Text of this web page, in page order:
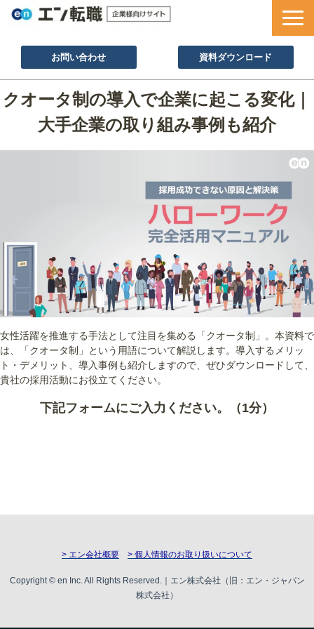
お問い合わせ 資料ダウンロード
サービス一覧
採用ノウハウ
お役立ち資料
クオータ制の導入で企業に起こる変化｜
大手企業の取り組み事例も紹介
女性活躍を推進する手法として注目を集める「クオータ制」。本資料で
は、「クオータ制」という用語について解説します。導入するメリッ
ト・デメリット、導入事例も紹介しますので、ぜひダウンロードして、
貴社の採用活動にお役立てください。
下記フォームにご入力ください。（1分）
> エン会社概要 > 個人情報のお取り扱いについて
Copyright © en Inc. All Rights Reserved.｜エン株式会社（旧：エン・ジャパン
株式会社）